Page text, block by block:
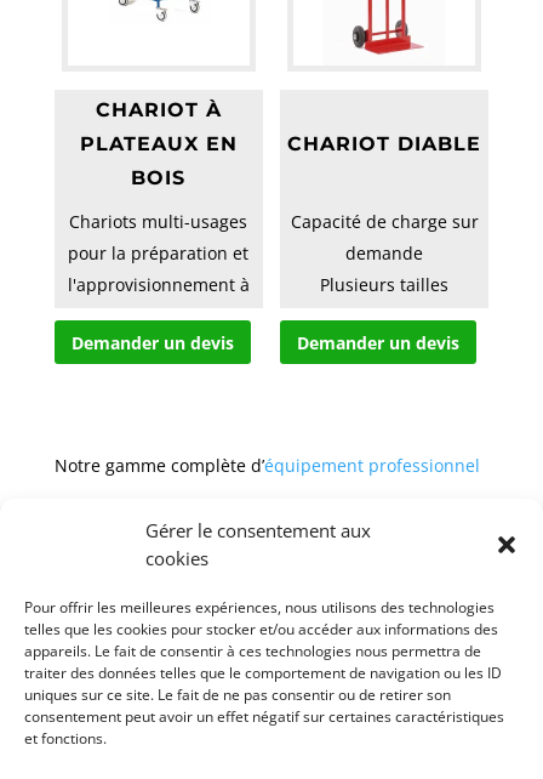
Gérer le consentement aux
cookies
Pour offrir les meilleures expériences, nous utilisons des technologies
telles que les cookies pour stocker et/ou accéder aux informations des
appareils. Le fait de consentir à ces technologies nous permettra de
traiter des données telles que le comportement de navigation ou les ID
uniques sur ce site. Le fait de ne pas consentir ou de retirer son
consentement peut avoir un effet négatif sur certaines caractéristiques
et fonctions.
CHARIOT À
PLATEAUX EN
BOIS
Chariots multi-usages
pour la préparation et
l'approvisionnement à
2, 3, 4 ou 5 plateaux
Plate...
Demander un devis
CHARIOT DIABLE
Capacité de charge sur
demande
Plusieurs tailles
disponibles
Demander un devis
Notre gamme complète d’équipement professionnel
CGV
Mentions légales
Politique de confidentialité et protection des
données
Paiement sécurisé
Gérer mes cookies